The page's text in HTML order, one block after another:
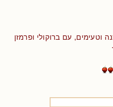
וטעימים, עם ברוקולי ופרמזן